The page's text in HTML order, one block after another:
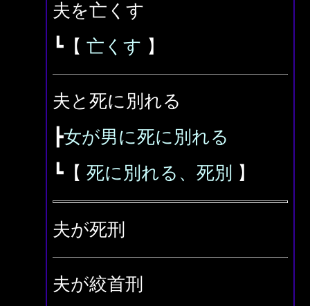
夫を亡くす
┗【 亡くす 】
夫と死に別れる
┣女が男に死に別れる
┗【 死に別れる、死別 】
夫が死刑
夫が絞首刑